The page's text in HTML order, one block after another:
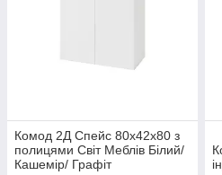
Комод 2Д Спейс 80х42х80 з
полицями Світ Меблів Білий/
Кашемір/ Графіт